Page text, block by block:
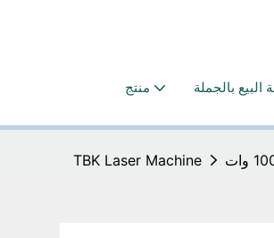
منتج البيع بالجملة
TBK Laser Machine